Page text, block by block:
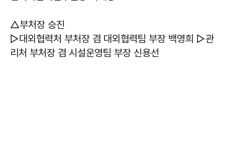
△부처장 승진
▷대외협력처 부처장 겸 대외협력팀 부장 백영희 ▷관
리처 부처장 겸 시설운영팀 부장 신용선